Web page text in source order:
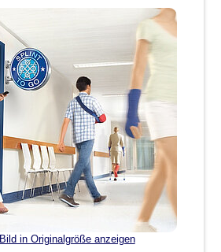
Bild in Originalgröße anzeigen